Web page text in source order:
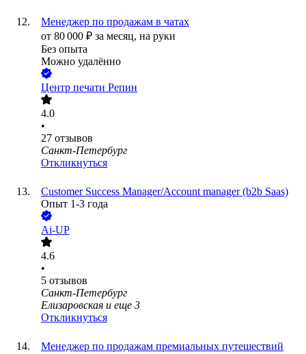
Менеджер по продажам в чатах
от 80 000 ₽ за месяц, на руки
Без опыта
Можно удалённо
Центр печати Репин
4.0
•
27 отзывов
Санкт-Петербург
Откликнуться
Customer Success Manager/Account manager (b2b Saas)
Опыт 1-3 года
Ai-UP
4.6
•
5 отзывов
Санкт-Петербург
Елизаровская и еще 3
Откликнуться
Менеджер по продажам премиальных путешествий